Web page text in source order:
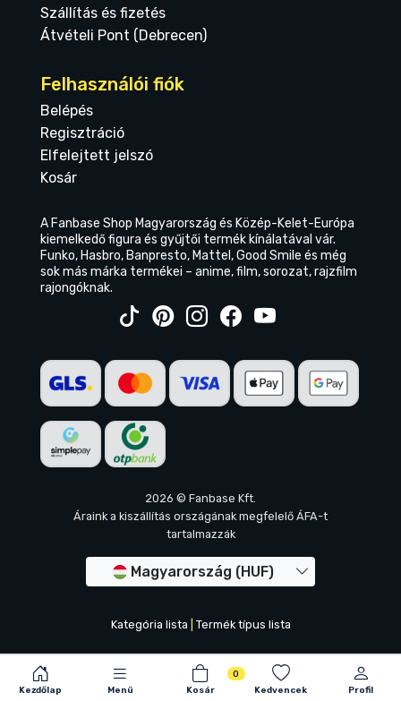
Kezdőlap Menü Kosár
0
Kedvencek
Profil
Szállítás és fizetés
Átvételi Pont (Debrecen)
Felhasználói fiók
Belépés
Regisztráció
Elfelejtett jelszó
Kosár
A Fanbase Shop Magyarország és Közép-Kelet-Európa
kiemelkedő figura és gyűjtői termék kínálatával vár.
Funko, Hasbro, Banpresto, Mattel, Good Smile és még
sok más márka termékei – anime, film, sorozat, rajzfilm
rajongóknak.
2026 © Fanbase Kft.
Áraink a kiszállítás országának megfelelő ÁFA-t
tartalmazzák
Magyarország (HUF)
Kategória lista Termék típus lista